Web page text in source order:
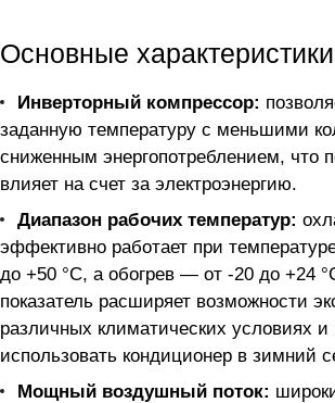
Основные характеристики
Инверторный компрессор:
заданную температуру с меньшими
сниженным энергопотреблением, что
влияет на счет за электроэнергию.
Диапазон рабочих температур:
эффективно работает при
до +50 °C, а обогрев — от -20 до +24
показатель расширяет возможности
различных климатических условиях и
использовать кондиционер в зимний
Мощный воздушный поток: